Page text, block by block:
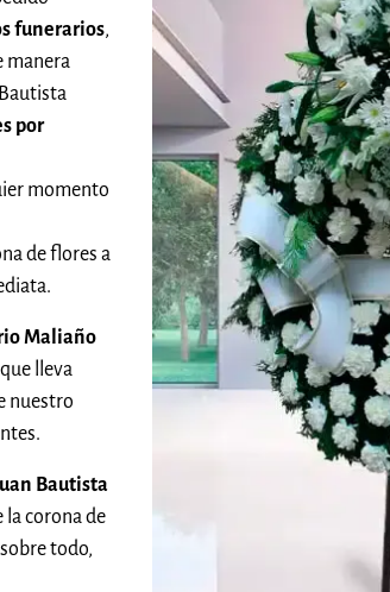
funerarios,
manera
por
momento
de flores a
Maliaño
lleva
nuestro
Bautista
la corona de
todo,